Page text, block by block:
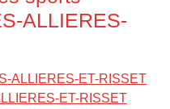
ALLIERES-
ALLIERES-ET-RISSET
ET-RISSET